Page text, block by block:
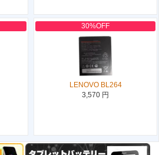
30%OFF
LENOVO BL264
3,570 円